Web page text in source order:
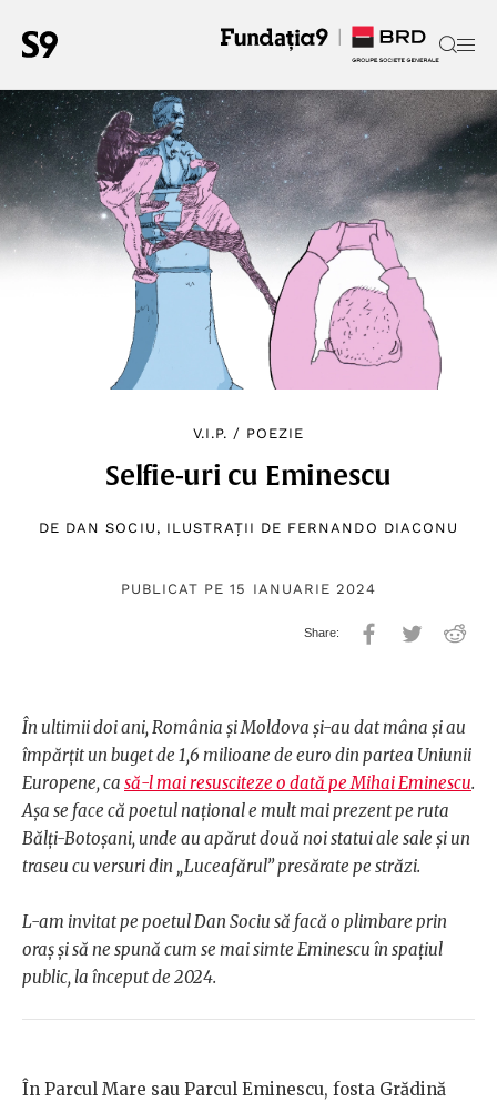
V.I.P. / POEZIE
Selfie-uri cu Eminescu
DE DAN SOCIU , ILUSTRAȚII DE FERNANDO DIACONU
PUBLICAT PE 15 IANUARIE 2024
În ultimii doi ani, România și Moldova și-au dat mâna și au
împărțit un buget de 1,6 milioane de euro din partea Uniunii
Europene, ca să-l mai resusciteze o dată pe Mihai Eminescu.
Așa se face că poetul național e mult mai prezent pe ruta
Bălți-Botoșani, unde au apărut două noi statui ale sale și un
traseu cu versuri din „Luceafărul” presărate pe străzi.
L-am invitat pe poetul Dan Sociu să facă o plimbare prin
oraș și să ne spună cum se mai simte Eminescu în spațiul
public, la început de 2024.
În Parcul Mare sau Parcul Eminescu, fosta Grădină